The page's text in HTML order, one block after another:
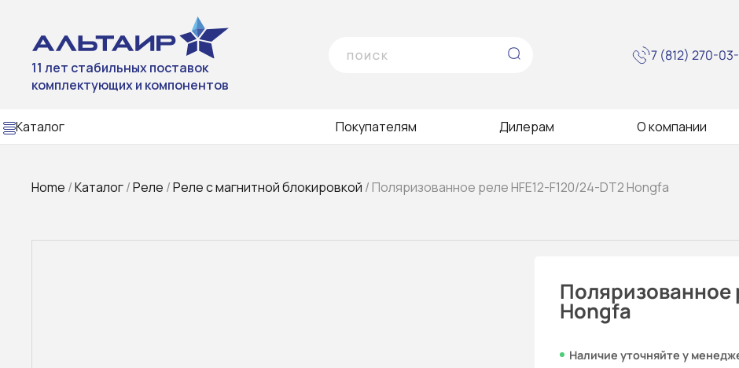
11 лет стабильных поставок
комплектующих и компонентов
7 (812) 270-
Каталог Покупателям Дилерам О компании
Home /Каталог/Реле /Реле с магнитной блокировкой / Поляризованное реле HFE12-F120/24-DT2 Hongfa
Поляризованное
Hongfa
Наличие уточняйте у